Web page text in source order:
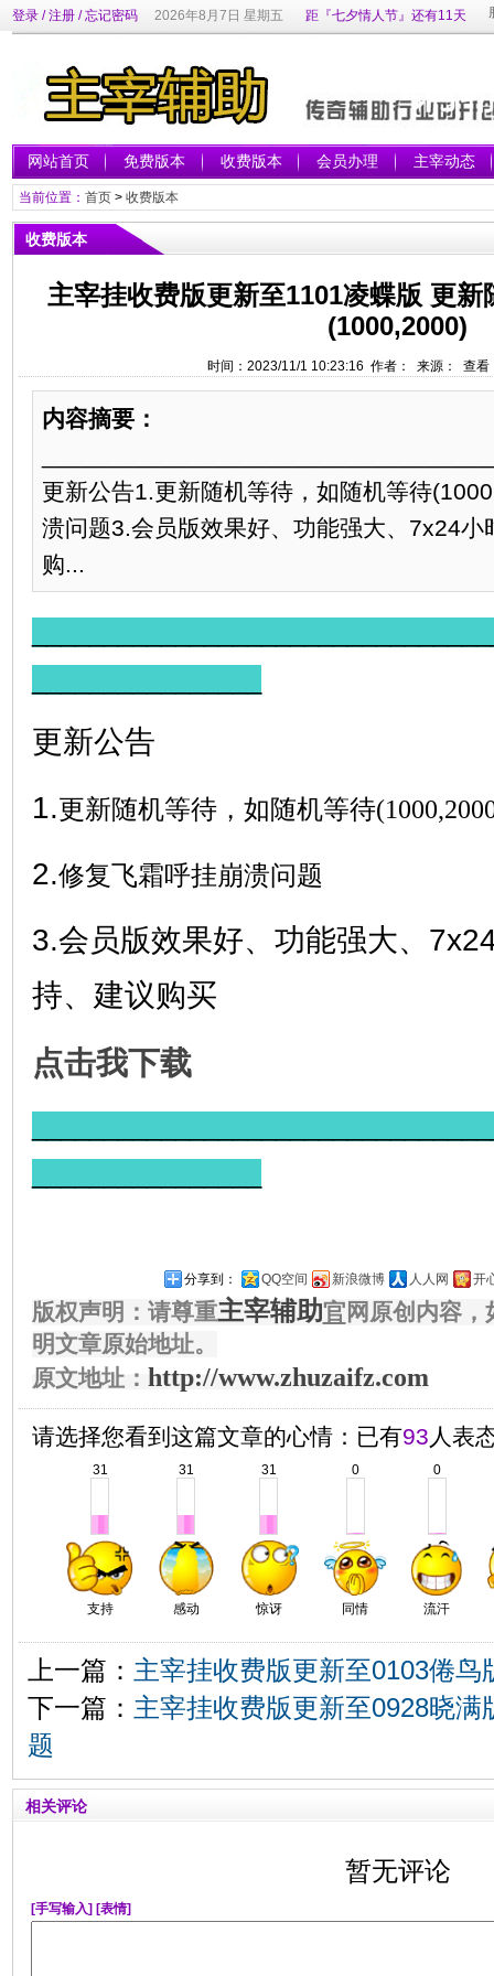
登录/注册/忘记密码 2026年8月7日 星期五 距『七夕情人节』还有11天
网站首页 免费版本 收费版本 会员办理 主宰动态
当前位置： 首页> 收费版本
收费版本
主宰挂收费版更新至1101凌蝶版 更
(1000,2000)
时间：2023/11/1 10:23:16 作者： 来源： 查看
内容摘要：
更新公告1.更新随机等待，如随机等待
溃问题3.会员版效果好、功能强大、7x24小
购...
更新公告
1.更新随机等待，如随机等待
2.修复飞霜呼挂崩溃问题
3.会员版效果好、功能强大、
持、建议购买
点击我下载
分享到： QQ空间 新浪微博 人人网 开
版权声明：请尊重主宰辅助官 网原创内容
明文章原始地址。
原文地址： http://www.zhuzaifz.com
请选择您看到这篇文章的心情：已有93 人表
31
支持
31
感动
31
惊讶
0
同情
0
流汗
上一篇： 主宰挂收费版更新至0103倦鸟
下一篇： 主宰挂收费版更新至0928晓
题
相关评论
暂无评论
[手写输入] [表情]